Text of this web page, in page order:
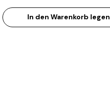
In den Warenkorb legen